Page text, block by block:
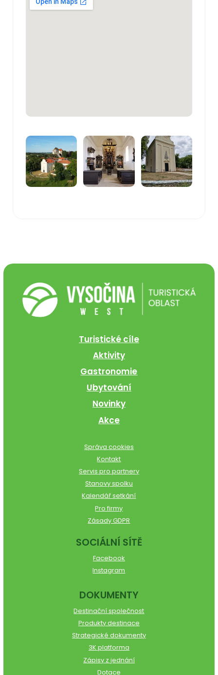
Turistické cíle
Aktivity
Gastronomie
Ubytování
Novinky
Akce
Správa cookies
Kontakt
Servis pro partnery
Stanovy spolku
Kalendář setkání
Pro firmy
Zásady GDPR
SOCIÁLNÍ SÍTĚ
Facebook
Instagram
DOKUMENTY
Destinační společnost
Produkty destinace
Strategické dokumenty
3K platforma
Zápisy z jednání
Dotace